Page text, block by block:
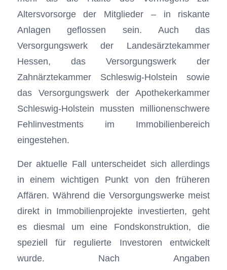
Altersvorsorge der Mitglieder – in riskante
Anlagen geflossen sein. Auch das
Versorgungswerk der Landesärztekammer
Hessen, das Versorgungswerk der
Zahnärztekammer Schleswig-Holstein sowie
das Versorgungswerk der Apothekerkammer
Schleswig-Holstein mussten millionenschwere
Fehlinvestments im Immobilienbereich
eingestehen.
Der aktuelle Fall unterscheidet sich allerdings
in einem wichtigen Punkt von den früheren
Affären. Während die Versorgungswerke meist
direkt in Immobilienprojekte investierten, geht
es diesmal um eine Fondskonstruktion, die
speziell für regulierte Investoren entwickelt
wurde. Nach Angaben